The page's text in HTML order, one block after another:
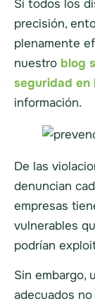
Si todos los
precisión,
plenamente
nuestro blog
seguridad en
información.
De las
denuncian
empresas
vulnerables
podrían
Sin embargo,
adecuados